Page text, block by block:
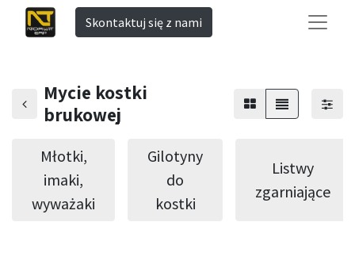
Skontaktuj się z nami
Mycie kostki
brukowej
Młotki,
imaki,
wyważaki
Gilotyny
do
kostki
Listwy
zgarniające